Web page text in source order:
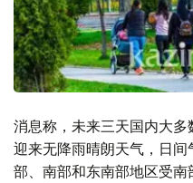
消息称，未来三天国内大多
迎来无降雨晴朗天气，日
部、南部和东南部地区受